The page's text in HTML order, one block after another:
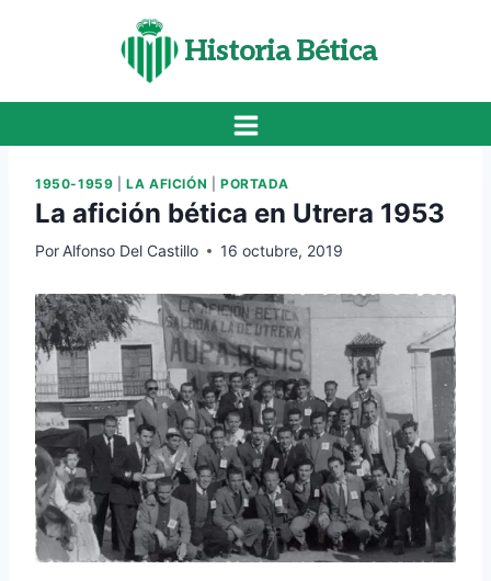
Historia Bética
1950-1959 |LA AFICIÓN PORTADA
La afición bética en Utrera 1953
Por Alfonso Del Castillo 16 octubre, 2019